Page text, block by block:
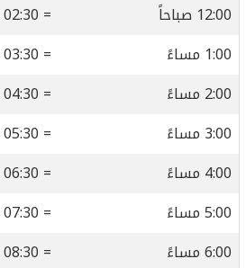
12:00 صباحاً
= 02:30 مساءً
1:00 مساءً
= 03:30 مساءً
2:00 مساءً
= 04:30 مساءً
3:00 مساءً
= 05:30 مساءً
4:00 مساءً
= 06:30 مساءً
5:00 مساءً
= 07:30 مساءً
6:00 مساءً
= 08:30 مساءً